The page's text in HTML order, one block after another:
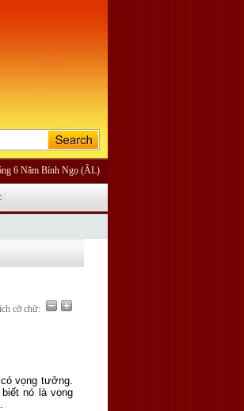
6 Năm Bính Ngọ (ÂL)
cỡ chữ:
vọng tưởng.
nó là vọng